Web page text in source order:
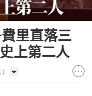
里直落三
上第二人